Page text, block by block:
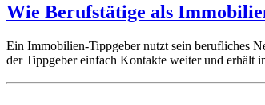
Wie Berufstätige als
Ein Immobilien-Tippgeber nutzt sein berufliches
der Tippgeber einfach Kontakte weiter und